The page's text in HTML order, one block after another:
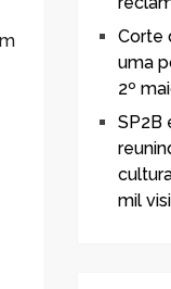
Corte
uma
2º
SP2B
mil